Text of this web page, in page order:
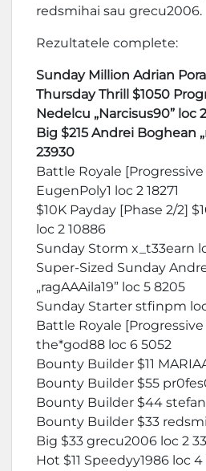
redsmihai sau grecu2006.
Rezultatele complete:
Sunday Million Adrian Pora
Thursday Thrill $1050
Nedelcu „Narcisus90” loc
Big $215 Andrei Boghean
23930
Battle Royale [Progressive
EugenPoly1 loc 2 18271
$10K Payday [Phase 2/2]
loc 2 10886
Sunday Storm x_t33earn
Super-Sized Sunday
„ragAAAila19” loc 5 8205
Sunday Starter stfinpm loc
Battle Royale [Progressive
the*god88 loc 6 5052
Bounty Builder $11
Bounty Builder $55
Bounty Builder $44
Bounty Builder $33
Big $33 grecu2006 loc 2
Hot $11 Speedyy1986 loc 4